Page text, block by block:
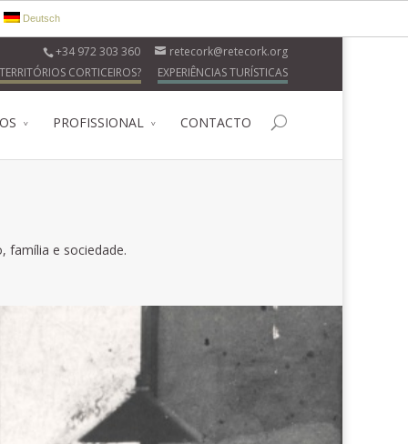
+34 972 303 360
retecork@retecork.org
CORTICEIROS?
EXPERIÊNCIAS TURÍSTICAS
PROFISSIONAL CONTACTO
família e sociedade.
Deutsch